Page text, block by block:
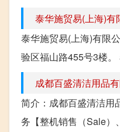
泰华施贸易(上海)有
泰华施贸易(上海)有限
验区福山路455号3楼
成都百盛清洁用品
简介：成都百盛清洁用
务【整机销售（Sale）